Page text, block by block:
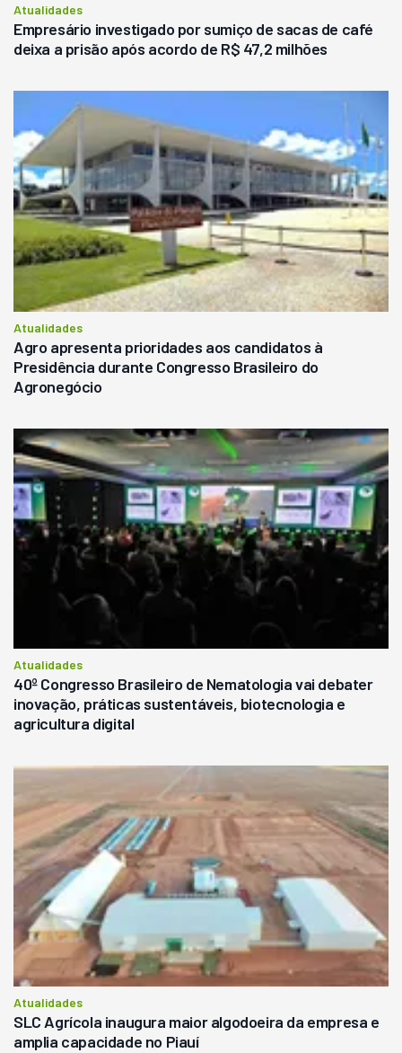
Atualidades
Empresário investigado por sumiço de sacas de café
deixa a prisão após acordo de R$ 47,2 milhões
Atualidades
Agro apresenta prioridades aos candidatos à
Presidência durante Congresso Brasileiro do
Agronegócio
Atualidades
40º Congresso Brasileiro de Nematologia vai debater
inovação, práticas sustentáveis, biotecnologia e
agricultura digital
Atualidades
SLC Agrícola inaugura maior algodoeira da empresa e
amplia capacidade no Piauí